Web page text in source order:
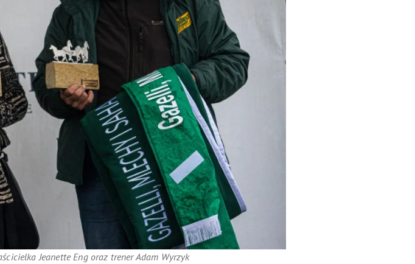
Jeanette Eng oraz trener Adam Wyrzyk